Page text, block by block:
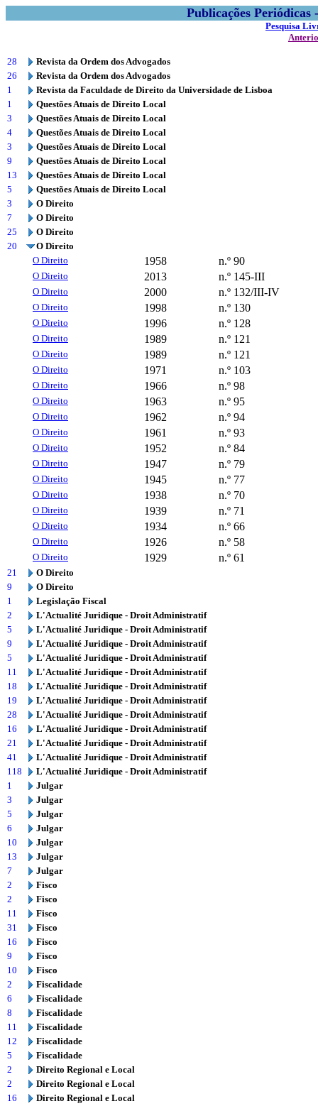
Publicações
Pesquisa
28
Revista da Ordem dos Advogados
26
Revista da Ordem dos Advogados
1
Revista da Faculdade de Direito da Universidade de Lisboa
1
Questões Atuais de Direito Local
3
Questões Atuais de Direito Local
4
Questões Atuais de Direito Local
3
Questões Atuais de Direito Local
9
Questões Atuais de Direito Local
13
Questões Atuais de Direito Local
5
Questões Atuais de Direito Local
3
O Direito
7
O Direito
25
O Direito
20
O Direito
O Direito
1958 n.º 90
O Direito 2013 n.º 145-III
O Direito 2000 n.º 132/III-IV
O Direito 1998 n.º 130
O Direito 1996 n.º 128
O Direito 1989 n.º 121
O Direito 1989 n.º 121
O Direito 1971 n.º 103
O Direito 1966 n.º 98
O Direito 1963 n.º 95
O Direito 1962 n.º 94
O Direito 1961 n.º 93
O Direito 1952 n.º 84
O Direito 1947 n.º 79
O Direito 1945 n.º 77
O Direito 1938 n.º 70
O Direito 1939 n.º 71
O Direito 1934 n.º 66
O Direito 1926 n.º 58
O Direito 1929 n.º 61
21
O Direito
9
O Direito
1
Legislação Fiscal
2
L'Actualité Juridique - Droit Administratif
5
L'Actualité Juridique - Droit Administratif
9
L'Actualité Juridique - Droit Administratif
5
L'Actualité Juridique - Droit Administratif
11
L'Actualité Juridique - Droit Administratif
18
L'Actualité Juridique - Droit Administratif
19
L'Actualité Juridique - Droit Administratif
28
L'Actualité Juridique - Droit Administratif
16
L'Actualité Juridique - Droit Administratif
21
L'Actualité Juridique - Droit Administratif
41
L'Actualité Juridique - Droit Administratif
118
L'Actualité Juridique - Droit Administratif
1
Julgar
3
Julgar
5
Julgar
6
Julgar
10
Julgar
13
Julgar
7
Julgar
2
Fisco
2
Fisco
11
Fisco
31
Fisco
16
Fisco
9
Fisco
10
Fisco
2
Fiscalidade
6
Fiscalidade
8
Fiscalidade
11
Fiscalidade
12
Fiscalidade
5
Fiscalidade
2
Direito Regional e Local
2
Direito Regional e Local
16
Direito Regional e Local